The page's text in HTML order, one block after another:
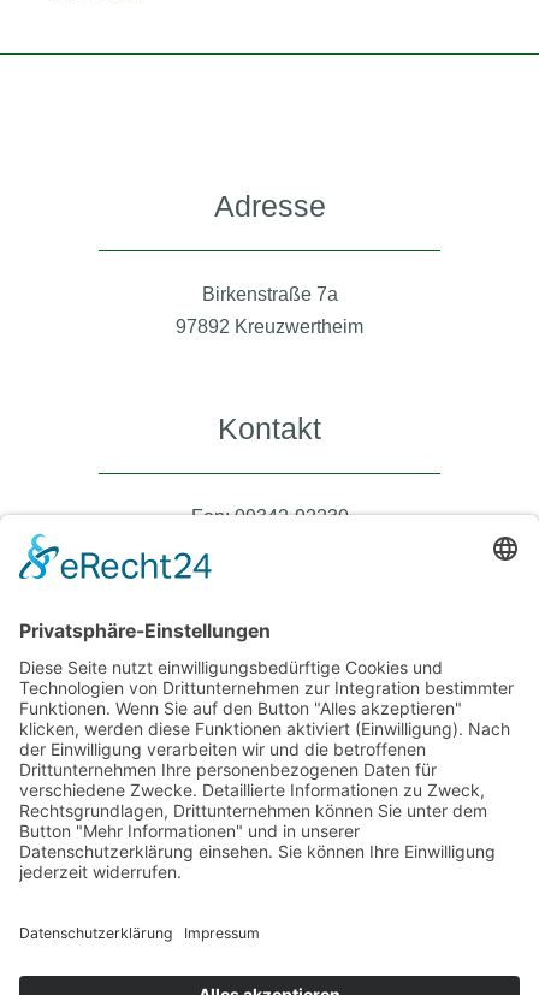
Adresse
Birkenstraße 7a
97892 Kreuzwertheim
Kontakt
Fon: 09342-92230
Fax: 09342-922340
steuer@kanzlei-ruehrschneck.de
Büro Öffnungszeiten
Montag – Donnerstag 08:00 – 17:00 Uhr
Freitag 08:00 – 12:30 Uhr